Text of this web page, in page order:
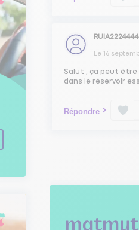
Le 16
Salut , ça peut
dans le réservoir
Répondre